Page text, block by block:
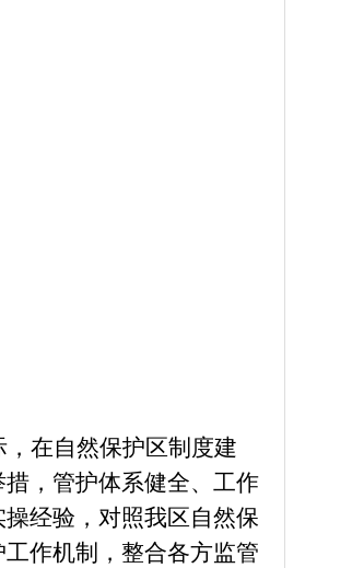
在自然保护区制度建
，管护体系健全、工作
经验，对照我区自然保
作机制，整合各方监管